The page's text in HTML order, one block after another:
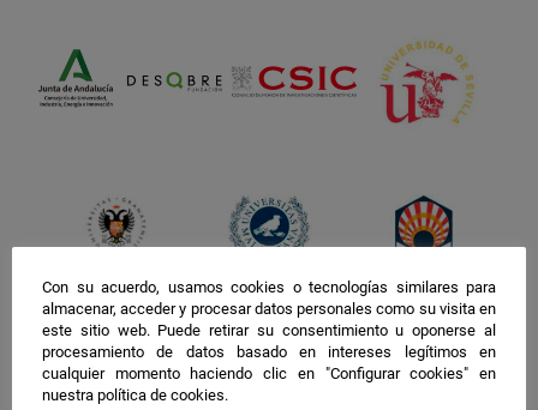
Con su acuerdo, usamos cookies o tecnologías similares para
almacenar, acceder y procesar datos personales como su visita en
este sitio web. Puede retirar su consentimiento u oponerse al
procesamiento de datos basado en intereses legítimos en
cualquier momento haciendo clic en "Configurar cookies" en
nuestra política de cookies.